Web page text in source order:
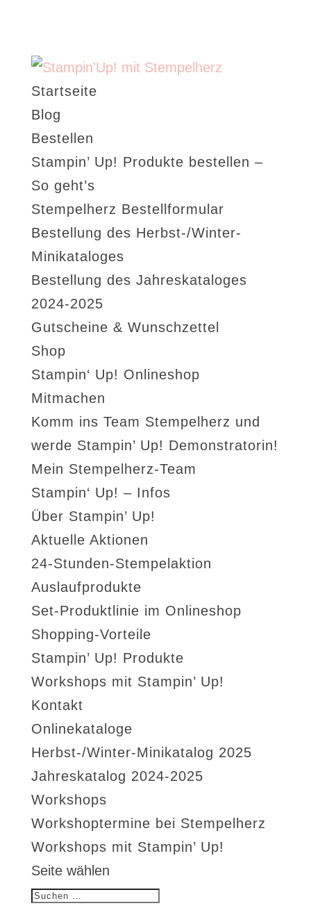
Startseite
Blog
Bestellen
Stampin’ Up! Produkte bestellen –
So geht’s
Stempelherz Bestellformular
Bestellung des Herbst-/Winter-
Minikataloges
Bestellung des Jahreskataloges
2024-2025
Gutscheine & Wunschzettel
Shop
Stampin‘ Up! Onlineshop
Mitmachen
Komm ins Team Stempelherz und
werde Stampin’ Up! Demonstratorin!
Mein Stempelherz-Team
Stampin‘ Up! – Infos
Über Stampin’ Up!
Aktuelle Aktionen
24-Stunden-Stempelaktion
Auslaufprodukte
Set-Produktlinie im Onlineshop
Shopping-Vorteile
Stampin’ Up! Produkte
Workshops mit Stampin’ Up!
Kontakt
Onlinekataloge
Herbst-/Winter-Minikatalog 2025
Jahreskatalog 2024-2025
Workshops
Workshoptermine bei Stempelherz
Workshops mit Stampin’ Up!
Seite wählen